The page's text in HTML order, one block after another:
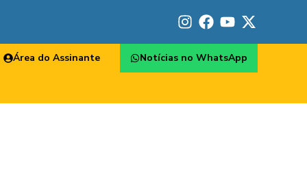
Área do Assinante Notícias no WhatsApp